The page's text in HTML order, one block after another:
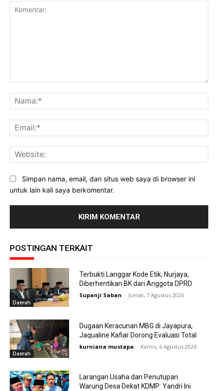
Simpan nama, email, dan situs web saya di browser ini
untuk lain kali saya berkomentar.
POSTINGAN TERKAIT
Daerah
Terbukti Langgar Kode Etik, Nurjaya,
Diberhentikan BK dari Anggota DPRD
Supanji Saban - Jumat, 7 Agustus 2026
Daerah
Dugaan Keracunan MBG di Jayapura,
Jaqualine Kafiar Dorong Evaluasi Total
kurniana mustapa - Kamis, 6 Agustus 2026
Larangan Usaha dan Penutupan
Warung Desa Dekat KDMP: Yandri Ini